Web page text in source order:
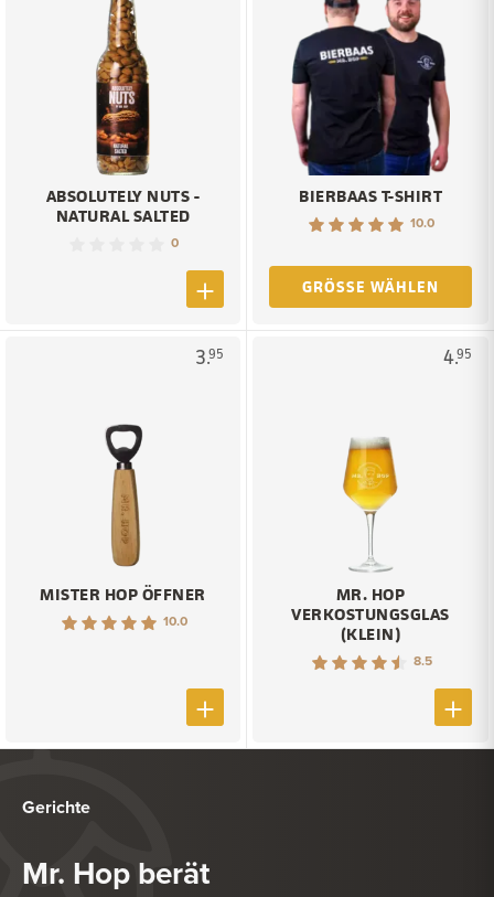
ABSOLUTELY NUTS -
NATURAL SALTED
0
BIERBAAS T-SHIRT
10.0
GRÖSSE WÄHLEN
3.95
MISTER HOP ÖFFNER
10.0
4.95
MR. HOP
VERKOSTUNGSGLAS
(KLEIN)
8.5
Gerichte
Mr. Hop berät